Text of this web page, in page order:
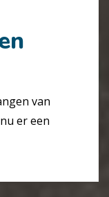
van
er een